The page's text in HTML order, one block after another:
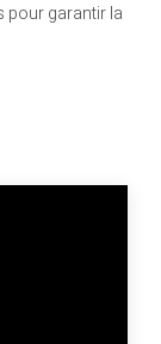
pour garantir la